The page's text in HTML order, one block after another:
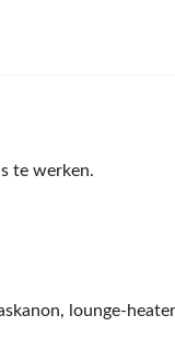
te werken.
lounge-